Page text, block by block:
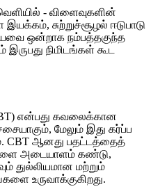
வெளியில் - விளைவுகளின்
சுற்றுச்சூழல் ஈடுபாடு
ஒன்றாக நம்பத்தகுந்த
நிமிடங்கள் கூட
என்பது கவலைக்கான
மேலும் இது கர்ப்ப
CBT ஆனது பதட்டத்தைத்
அடையாளம் கண்டு,
துல்லியமான மற்றும்
உருவாக்குகிறது.